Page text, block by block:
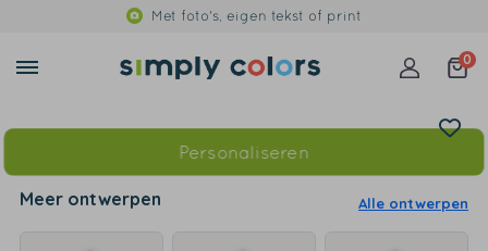
Met foto's, eigen tekst of print
0
Personaliseren
Meer ontwerpen Alle ontwerpen